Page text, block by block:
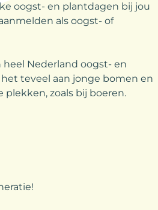
oogst- en plantdagen bij jou
als oogst- of
Nederland oogst- en
teveel aan jonge bomen en
zoals bij boeren.